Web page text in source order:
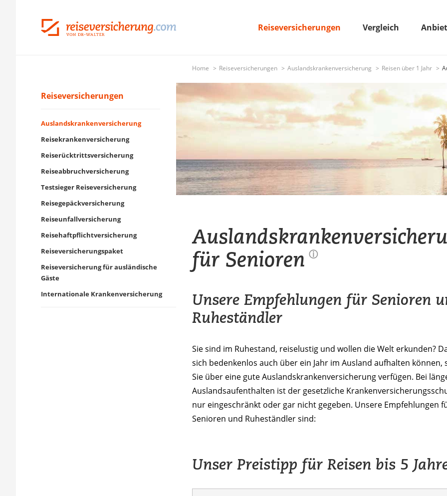
Reiseversicherungen Vergleich
Home Reiseversicherungen Auslandskrankenversicherung Reisen über 1 Jahr
Reiseversicherungen
Auslandskrankenversicherung
Reisekrankenversicherung
Reiserücktrittsversicherung
Reiseabbruchversicherung
Testsieger Reiseversicherung
Reisegepäckversicherung
Reiseunfallversicherung
Reisehaftpflichtversicherung
Reiseversicherungspaket
Reiseversicherung für ausländische
Gäste
Internationale Krankenversicherung
für Seniorenⓘ
Unsere Empfehlungen für Senioren
Ruheständler
Sie sind im Ruhestand, reiselustig und wollen die Welt erkunden?
sich bedenkenlos auch über ein Jahr im Ausland aufhalten können,
Sie über eine gute Auslandskrankenversicherung verfügen. Bei
Auslandsaufenthalten ist der gesetzliche
nur eingeschränkt oder gar nicht gegeben. Unsere Empfehlungen
Senioren und Ruheständler sind:
Unser Preistipp für Reisen bis 5